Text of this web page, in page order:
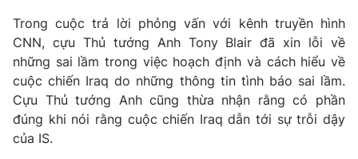
Hậu trường
Nhân vật
Khán giả
Giải sao mai
Điện ảnh
Âm nhạc
Sao
Đời sống
Du lịch
Làm đẹp
Chất lượng cuộc sống
Giáo dục
Tuyển sinh
Công nghệ
Trong cuộc trả lời phỏng vấn với kênh truyền hình
CNN, cựu Thủ tướng Anh Tony Blair đã xin lỗi về
những sai lầm trong việc hoạch định và cách hiểu về
cuộc chiến Iraq do những thông tin tình báo sai lầm.
Cựu Thủ tướng Anh cũng thừa nhận rằng có phần
đúng khi nói rằng cuộc chiến Iraq dẫn tới sự trỗi dậy
của IS.